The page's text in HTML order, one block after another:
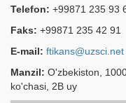
Telefon: +99871 235 93
Faks: +99871 235 42 91
E-mail: ftikans@uzsci.net
Manzil: O'zbekiston,
ko'chasi, 2B uy